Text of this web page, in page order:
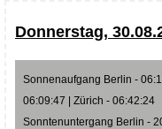
Donnerstag,
Sonnenaufgang Berlin -
06:09:47 | Zürich - 06:42:24
Sonntenuntergang Berlin -